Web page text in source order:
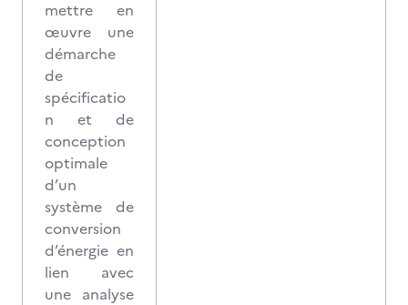
mettre en
œuvre une
démarche
de
spécificatio
n et de
conception
optimale
d’un
système de
conversion
d’énergie en
lien avec
une analyse